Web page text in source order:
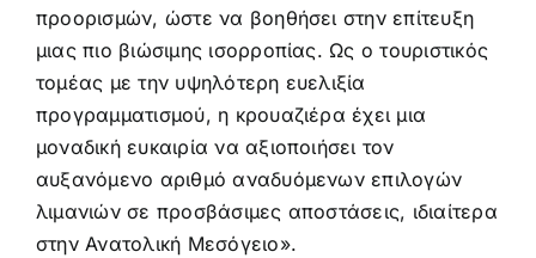
προορισμών, ώστε να βοηθήσει στην επίτευξη
μιας πιο βιώσιμης ισορροπίας. Ως ο τουριστικός
τομέας με την υψηλότερη ευελιξία
προγραμματισμού, η κρουαζιέρα έχει μια
μοναδική ευκαιρία να αξιοποιήσει τον
αυξανόμενο αριθμό αναδυόμενων επιλογών
λιμανιών σε προσβάσιμες αποστάσεις, ιδιαίτερα
στην Ανατολική Μεσόγειο».